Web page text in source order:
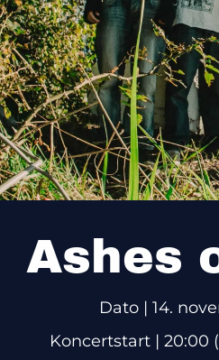
Ashes
Dato | 14.
Koncertstart | 20:00